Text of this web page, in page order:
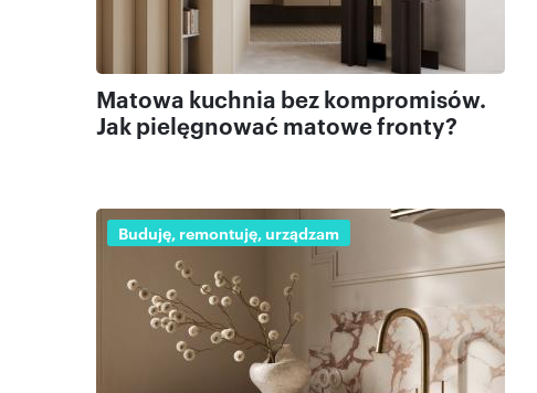
Matowa kuchnia bez kompromisów.
Jak pielęgnować matowe fronty?
Buduję, remontuję, urządzam